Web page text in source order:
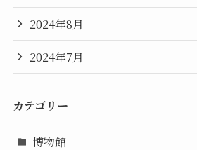
2024年8月
2024年7月
カテゴリー
博物館